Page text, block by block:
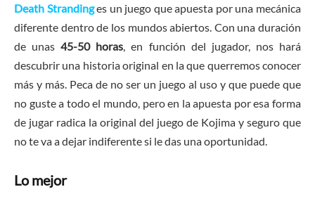
Death Strandinges un juego que apuesta por una mecánica
diferente dentro de los mundos abiertos. Con una duración
de unas45-50 horas , en función del jugador, nos hará
descubrir una historia original en la que querremos conocer
más y más. Peca de no ser un juego al uso y que puede que
no guste a todo el mundo, pero en la apuesta por esa forma
de jugar radica la original del juego de Kojima y seguro que
no te va a dejar indiferente si le das una oportunidad.
Lo mejor